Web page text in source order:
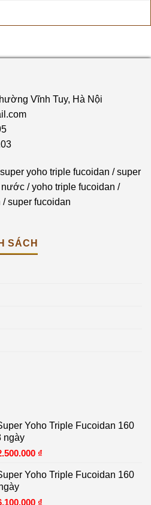
Vĩnh Tuy, Hà Nội
super yoho triple fucoidan /super
nước /yoho triple fucoidan /
/super fucoidan
SÁCH
Yoho Triple Fucoidan 160
ngày
₫.
₫Giá
tại
Yoho Triple Fucoidan 160
₫Giá